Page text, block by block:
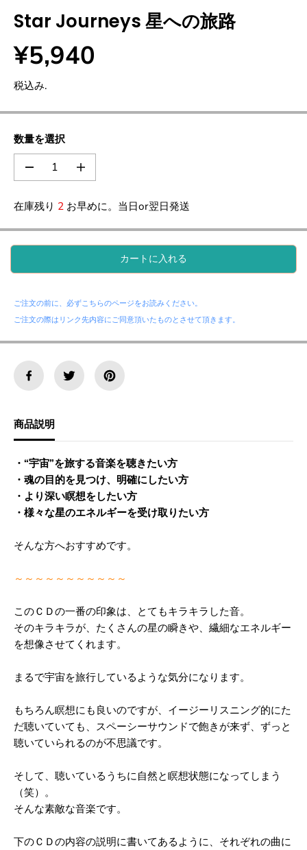
Star Journeys 星への旅路
通
常
格
¥5,940
税込み.
数量を選択
数
を
ら
す
S
r
J
u
r
n
e
y
星
へ
の
旅
路
の
数
を
や
す
S
r
J
u
n
e
の
旅
路
在庫残り 2 お早めに。当日or翌日発送
カートに入れる
ご注文の前に、必ずこちらのページをお読みください。
ご注文の際はリンク先内容にご同意頂いたものとさせて頂きます。
商品説明
・“宇宙”を旅する音楽を聴きたい方
・魂の目的を見つけ、明確にしたい方
・より深い瞑想をしたい方
・様々な星のエネルギーを受け取りたい方
そんな方へおすすめです。
～～～～～～～～～～～
このＣＤの一番の印象は、とてもキラキラした音。
そのキラキラが、たくさんの星の瞬きや、 繊細なエネルギー
を想像させてくれます。
まるで宇宙を旅行しているような気分になります。
もちろん瞑想にも良いのですが、 イージーリスニング的にた
だ聴いていても、 スペーシーサウンドで飽きが来ず、 ずっと
聴いていられるのが不思議です。
そして、聴いているうちに自然と瞑想状態になってしまう
（笑）。
そんな素敵な音楽です。
下のＣＤの内容の説明に書いてあるように、 それぞれの曲に